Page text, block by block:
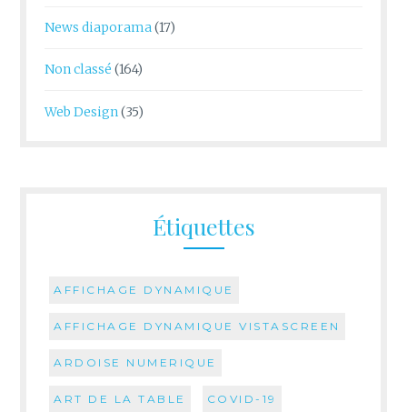
News diaporama(17)
Non classé (164)
Web Design (35)
Étiquettes
AFFICHAGE DYNAMIQUE
AFFICHAGE DYNAMIQUE VISTASCREEN
ARDOISE NUMERIQUE
ART DE LA TABLE COVID-19